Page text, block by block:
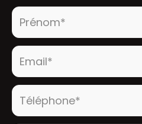
Prénom* :
Email* :
Téléphone* :